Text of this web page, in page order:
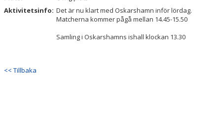
Aktivitetsinfo: Det är nu klart med Oskarshamn inför lördag.
Matcherna kommer pågå mellan 14.45-15.50
Samling i Oskarshamns ishall klockan 13.30
<< Tillbaka